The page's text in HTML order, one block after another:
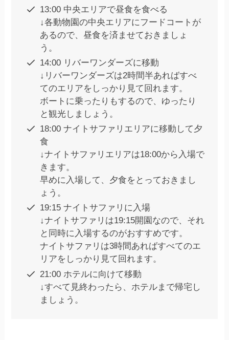
13:00 中央エリアで昼食を食べる
↓各動物園の中央エリアにフードコートが
あるので、昼食を済ませておきましょ
う。
14:00 リバーワンダーズに移動
↓リバーワンダーズは2時間半あればすべ
てのエリアをしっかり見て回れます。
ボートに乗ったりもするので、ゆったり
と観光しましょう。
18:00 ナイトサファリエリアに移動して夕
食
↓ナイトサファリエリアは18:00から入場で
きます。
早めに入場して、夕食をとっておきまし
ょう。
19:15 ナイトサファリに入場
↓ナイトサファリは19:15開園なので、それ
と同時に入場するのがおすすめです。
ナイトサファリは3時間あればすべてのエ
リアをしっかり見て回れます。
21:00 ホテルに向けて移動
↓すべて見終わったら、ホテルまで帰宅し
ましょう。